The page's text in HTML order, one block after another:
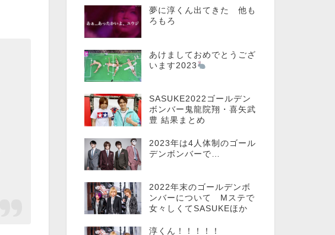
夢に淳くん出てきた 他も
ろもろ
あけましておめでとうござ
います2023
SASUKE2022ゴールデン
ボンバー鬼龍院翔・喜矢武
豊 結果まとめ
2023年は4人体制のゴール
デンボンバーで…
2022年末のゴールデンボ
ンバーについて Mステで
女々しくてSASUKEほか
淳くん！！！！！